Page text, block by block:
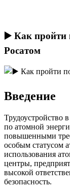
▶️ Как пройти
Росатом
Введение
Трудоустройство
по атомной
повышенными
особым статусом
использования
центры,
высокой
безопасность.